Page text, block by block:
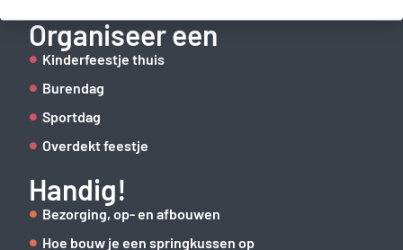
Organiseer een
Kinderfeestje thuis
Burendag
Sportdag
Overdekt feestje
Handig!
Bezorging, op- en afbouwen
Hoe bouw je een springkussen op